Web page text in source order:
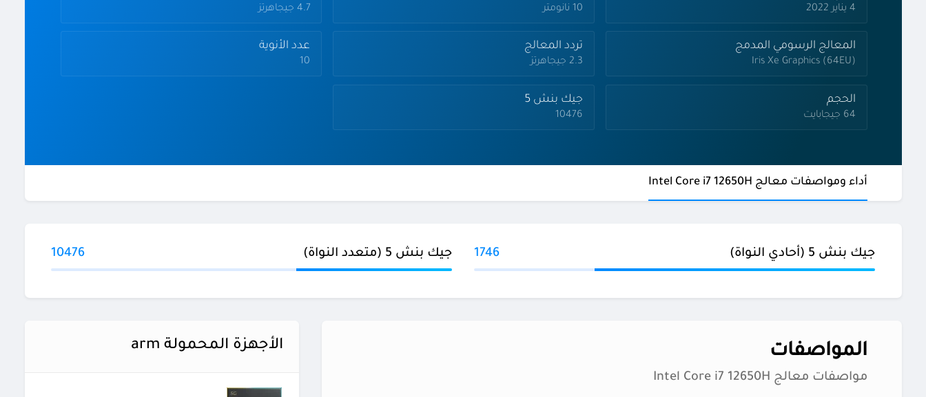
4 يناير 2022 10 نانومتر 4.7 جيجاهرتز
المعالج الرسومي المدمج
Iris Xe Graphics (64EU)
تردد المعالج
2.3 جيجاهرتز
عدد الأنوية
10
الحجم
64 جيجابايت
جيك بنش 5
10476
أداء ومواصفات معالج Intel Core i7 12650H
جيك بنش 5 (أحادي النواة) 1746 جيك بنش 5 (متعدد النواة) 10476
المواصفات
مواصفات معالج Intel Core i7 12650H
الأجهزة المحمولة arm